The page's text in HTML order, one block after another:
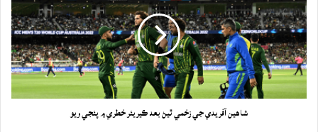
شاهين آفريدي جي زخمي ٿيڻ بعد ڪيريئر خطري ۾ پئجي ويو